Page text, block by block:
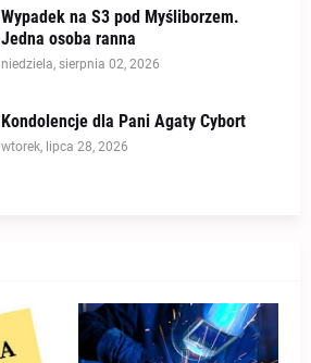
Wypadek na S3 pod Myśliborzem.
Jedna osoba ranna
niedziela, sierpnia 02, 2026
Kondolencje dla Pani Agaty Cybort
wtorek, lipca 28, 2026